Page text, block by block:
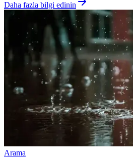
Daha fazla bilgi edinin
Arama